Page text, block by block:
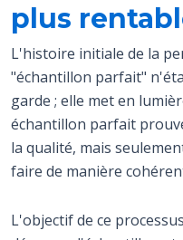
plus
L'histoire initiale de la
"échantillon parfait"
garde ; elle met en
échantillon parfait
la qualité, mais
faire de manière
L'objectif de ce